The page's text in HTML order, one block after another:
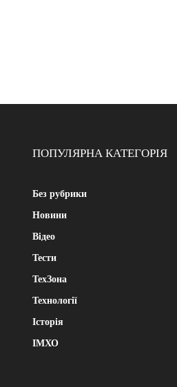
ПОПУЛЯРНА КАТЕГОРІЯ
Без рубрики
Новини
Відео
Тести
ТехЗона
Технології
Історія
ІМХО